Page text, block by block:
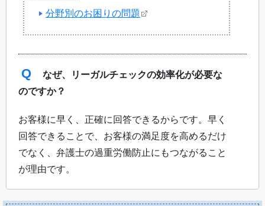
分野別のお困りの問題
Q
なぜ、リーガルチェックの効率化が必要な
のですか？
お客様に早く、正確に回答できるからです。早く
回答できることで、お客様の満足度を高めるだけ
でなく、弁護士の過重労働防止にもつながること
が理由です。